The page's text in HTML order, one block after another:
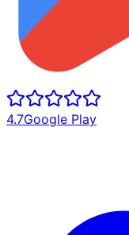
4.7Google Play